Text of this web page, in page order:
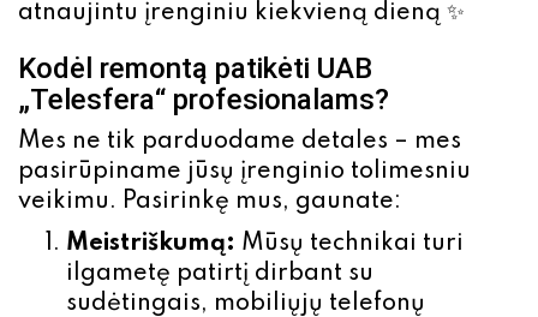
atnaujintu įrenginiu kiekvieną dieną ✨
Kodėl remontą patikėti UAB
„Telesfera“ profesionalams?
Mes ne tik parduodame detales – mes
pasirūpiname jūsų įrenginio tolimesniu
veikimu. Pasirinkę mus, gaunate:
Meistriškumą: Mūsų technikai turi
ilgametę patirtį dirbant su
sudėtingais, mobiliųjų telefonų